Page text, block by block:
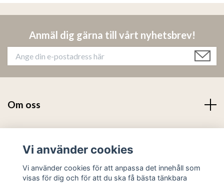
Anmäl dig gärna till vårt nyhetsbrev!
Om oss
Sociala medier
Vi använder cookies
Vi använder cookies för att anpassa det innehåll som
visas för dig och för att du ska få bästa tänkbara